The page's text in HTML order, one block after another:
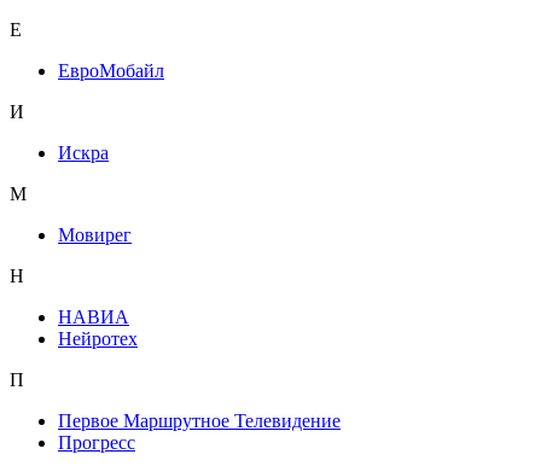
Е
ЕвроМобайл
И
Искра
М
Мовирег
Н
НАВИА
Нейротех
П
Первое Маршрутное Телевидение
Прогресс